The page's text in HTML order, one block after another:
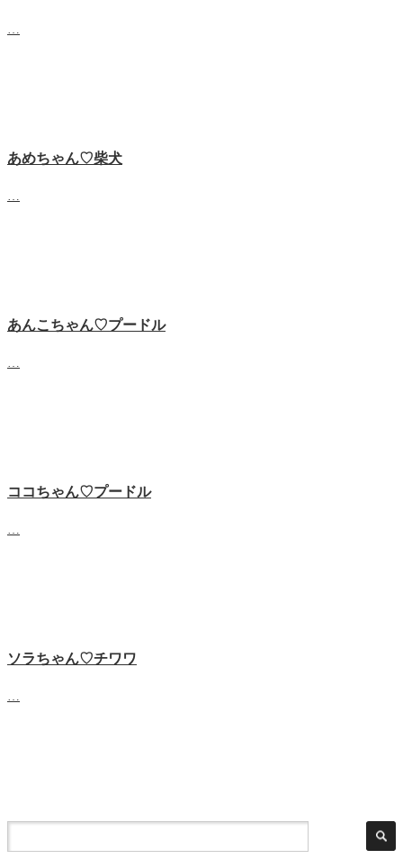
あめちゃん♡‬柴犬
あんこちゃん♡‬プードル
ココちゃん♡‬プードル
ソラちゃん♡‬チワワ